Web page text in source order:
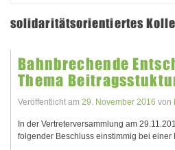
solidaritätsorientiertes
Bahnbrechende
Thema
Veröffentlicht am 29. November 2016 von
In der Vertreterversammlung am
folgender Beschluss einstimmig bei einer